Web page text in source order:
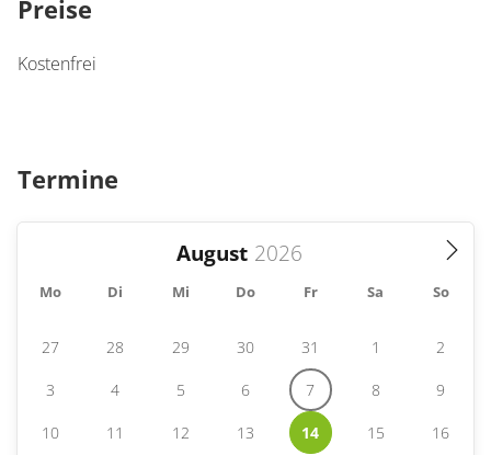
Preise
Kostenfrei
Termine
August
Mo Di Mi Do Fr Sa So
27 28 29 30 31 1 2
3 4 5 6 7 8 9
10 11 12 13 14 15 16